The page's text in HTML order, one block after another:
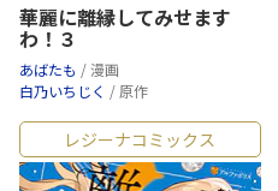
華麗に離縁してみせます
わ！３
あばたも / 漫画
白乃いちじく / 原作
レジーナコミックス